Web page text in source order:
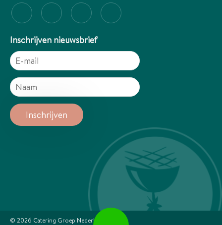
Inschrijven nieuwsbrief
© 2026 Catering Groep Nederland